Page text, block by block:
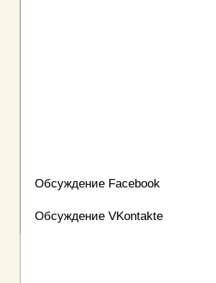
Обсуждение Facebook
Обсуждение VKontakte